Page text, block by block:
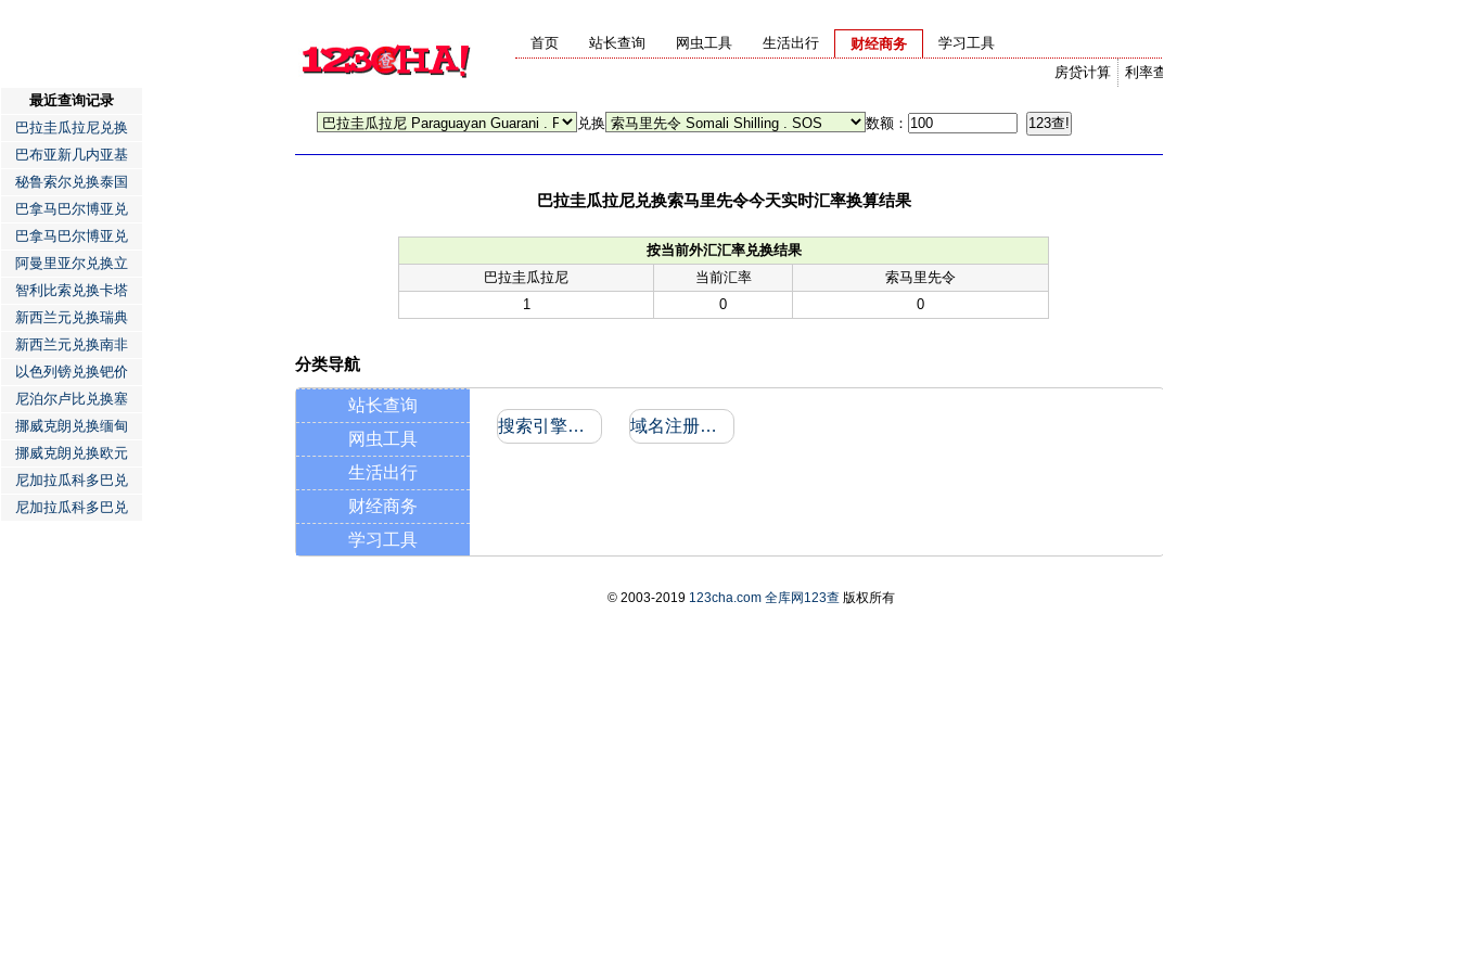
首页 站长查询 网虫工具 生活出行
财经商务
利率查询
房贷计算
学习工具
兑换 数额：
巴拉圭瓜拉尼兑换索马里先令今天实时汇率换算结果
按当前外汇汇率兑换结果
巴拉圭瓜拉尼
当前汇率
索马里先令
1
0 0
最近查询记录
巴拉圭瓜拉尼兑换
巴布亚新几内亚基
秘鲁索尔兑换泰国
巴拿马巴尔博亚兑
巴拿马巴尔博亚兑
阿曼里亚尔兑换立
智利比索兑换卡塔
新西兰元兑换瑞典
新西兰元兑换南非
以色列镑兑换钯价
尼泊尔卢比兑换塞
挪威克朗兑换缅甸
挪威克朗兑换欧元
尼加拉瓜科多巴兑
尼加拉瓜科多巴兑
分类导航
站长查询
网虫工具
生活出行
财经商务
学习工具
搜索引擎收录和反向链接 域名注册信息
© 2003-2019 123cha.com 全库网123查版权所有